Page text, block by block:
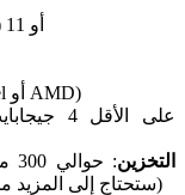
: Windows 7، 8، 10، أو 11 (64-بت)
: معالج حديث متعدد النوى (Intel أو AMD)
التخزين
:
(ستحتاج إلى المزيد